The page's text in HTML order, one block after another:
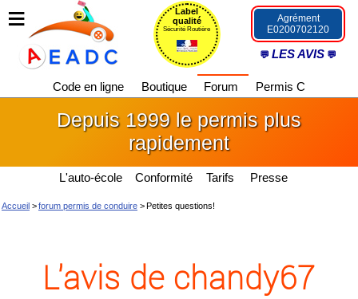
Label
qualité
Sécurité Routière
Agrément
E0200702120
LES AVIS
Code en ligne Boutique Forum Permis C
Depuis 1999 le permis plus
rapidement
L'auto-école Conformité Tarifs Presse
Accueil >forum permis de conduire >Petites questions!
L'avis de chandy67